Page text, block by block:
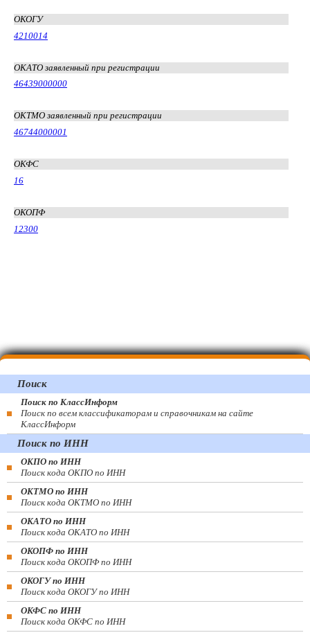
ОКОГУ
4210014
ОКАТО заявленный при регистрации
46439000000
ОКТМО заявленный при регистрации
46744000001
ОКФС
16
ОКОПФ
12300
Поиск
Поиск по КлассИнформ
Поиск по всем классификаторам и справочникам на сайте
КлассИнформ
Поиск по ИНН
ОКПО по ИНН
Поиск кода ОКПО по ИНН
ОКТМО по ИНН
Поиск кода ОКТМО по ИНН
ОКАТО по ИНН
Поиск кода ОКАТО по ИНН
ОКОПФ по ИНН
Поиск кода ОКОПФ по ИНН
ОКОГУ по ИНН
Поиск кода ОКОГУ по ИНН
ОКФС по ИНН
Поиск кода ОКФС по ИНН